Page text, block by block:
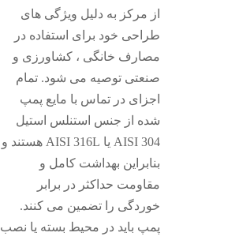
از مرکز به دلیل ویژگی های
طراحی خود برای استفاده در
مصارف خانگی ، کشاورزی و
صنعتی توصیه می شود. تمام
اجزای در تماس با مایع پمپ
شده از جنس استنلس استیل
AISI 304 یا AISI 316L هستند و
بنابراین بهداشت کامل و
مقاومت حداکثر در برابر
خوردگی را تضمین می کنند.
پمپ باید در محیط بسته یا نصب